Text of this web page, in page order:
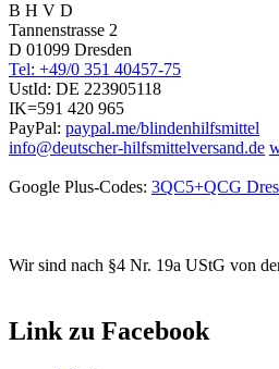
B H V D
Tannenstrasse 2
D 01099 Dresden
Tel: +49/0 351 40457-75
UstId: DE 223905118
IK=591 420 965
PayPal: paypal.me/blindenhilfsmittel
info@deutscher-hilfsmittelversand.de
Google Plus-Codes: 3QC5+QCG
Wir sind nach §4 Nr. 19a UStG von
Link zu Facebook